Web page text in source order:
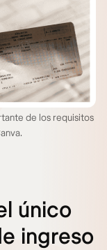
de los requisitos
único
ingreso